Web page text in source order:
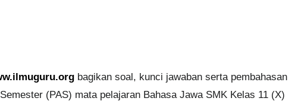
bagikan soal, kunci jawaban serta pembahasan
(PAS) mata pelajaran Bahasa Jawa SMK Kelas 11 (X)